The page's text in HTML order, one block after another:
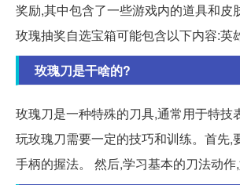
奖励,其中包含了一些游戏内的道具和皮
玫瑰抽奖自选宝箱可能包含以下内容:英
玫瑰刀是干啥的?
玫瑰刀是一种特殊的刀具,通常用于特技
玩玫瑰刀需要一定的技巧和训练。首先,
手柄的握法。 然后,学习基本的刀法动作,